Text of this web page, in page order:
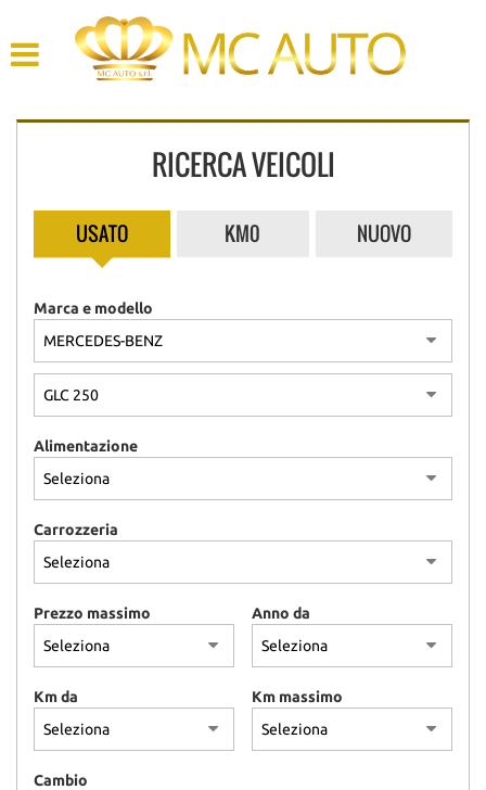
ACQUISTIAMO USATO
CONTATTI
RICERCA VEICOLI
USATO KM0 NUOVO
Marca e modello
Alimentazione
Carrozzeria
Prezzo massimo Anno da
Km da Km massimo
Cambio